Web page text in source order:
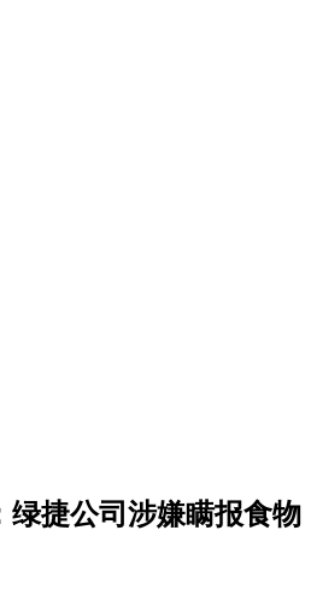
绿捷公司涉嫌瞒报食物